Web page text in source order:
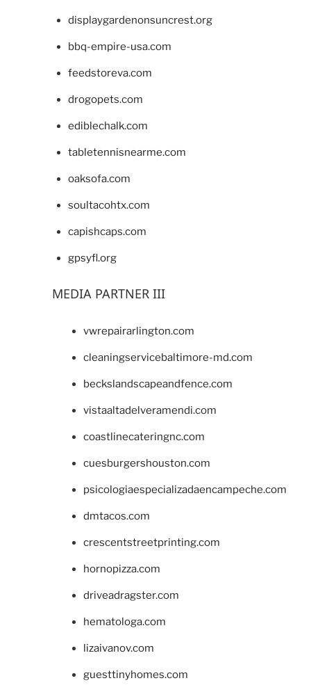
displaygardenonsuncrest.org
bbq-empire-usa.com
feedstoreva.com
drogopets.com
ediblechalk.com
tabletennisnearme.com
oaksofa.com
soultacohtx.com
capishcaps.com
gpsyfl.org
MEDIA PARTNER III
vwrepairarlington.com
cleaningservicebaltimore-md.com
beckslandscapeandfence.com
vistaaltadelveramendi.com
coastlinecateringnc.com
cuesburgershouston.com
psicologiaespecializadaencampeche.com
dmtacos.com
crescentstreetprinting.com
hornopizza.com
driveadragster.com
hematologa.com
lizaivanov.com
guesttinyhomes.com